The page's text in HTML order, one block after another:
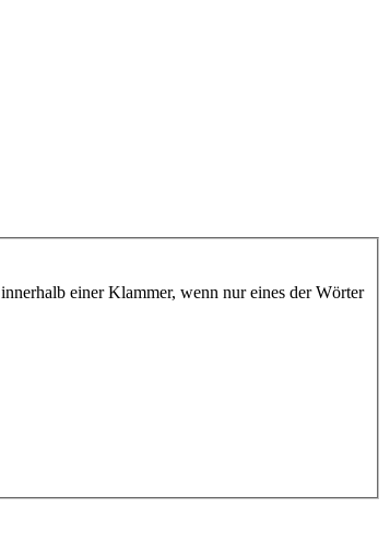
innerhalb einer Klammer, wenn nur eines der Wörter